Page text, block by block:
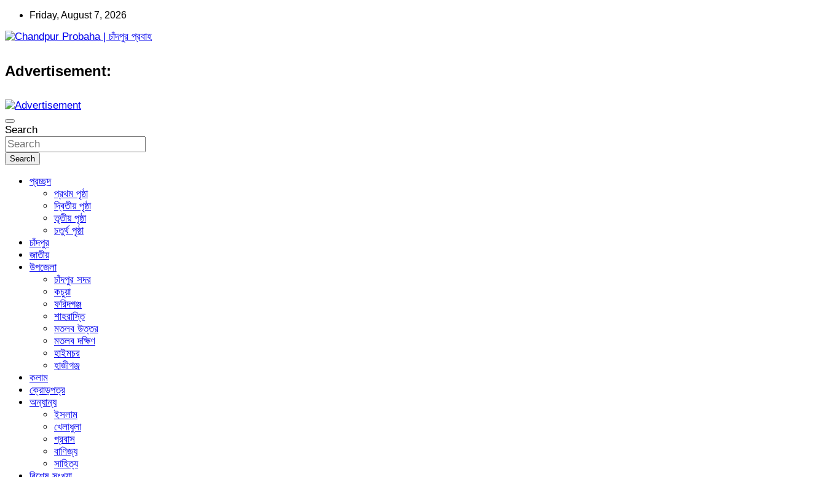
Skip
content
Friday, August 7, 2026
Chandpur Probaha | চাঁদপুর প্রবাহ
Advertisement:
Search
Search
প্রচ্ছদ
প্রথম পৃষ্ঠা
দ্বিতীয় পৃষ্ঠা
তৃতীয় পৃষ্ঠা
চতুর্থ পৃষ্ঠা
চাঁদপুর
জাতীয়
উপজেলা
চাঁদপুর সদর
কচুয়া
ফরিদগঞ্জ
শাহরাস্তি
মতলব উত্তর
মতলব দক্ষিণ
হাইমচর
হাজীগঞ্জ
কলাম
ক্রোড়পত্র
অন্যান্য
ইসলাম
খেলাধুলা
প্রবাস
বাণিজ্য
সাহিত্য